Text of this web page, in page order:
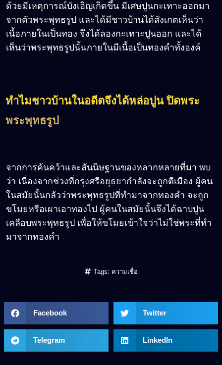
ด้วยมีเหตุการณ์บังเอิญเกิดขึ้น มีเศษปูนกะเทาะออกมา
จากตัวพระพุทธรูป และได้มีชาวบ้านได้สังเกตเห็นว่า
เนื้อภายในเป็นทอง จึงได้ลองกะเทาะปูนออก และได้
เห็นว่าพระพุทธรูปนั้นภายในมีเนื้อเป็นทองคำทั้งองค์
ทำไมชาวบ้านในอดีตจึงได้หล่อปูน ปิดพระ
พระพุทธรูป
จากการค้นคว้าและสันนิษฐานของหลากหลายที่มา พบ
ว่า เนื่องจากช่วงที่กรุงศรีอยุธยากำลังจะถูกตีเมือง ผู้คน
ในสมัยนั้นกลัวว่าพระพุทธรูปที่ทำมาจากทองคำ จะถูก
ขโมยหรือเผาเอาทองไป ผู้คนในสมัยนั้นจึงได้ฉาบปูน
เคลือบพระพุทธรูป เพื่อให้ขโมยเข้าใจว่าไม่ใช่พระที่ทำ
มาจากทองคำ
Tags: ความเชื่อ
Facebook Twitter
Telegram LinkedIn